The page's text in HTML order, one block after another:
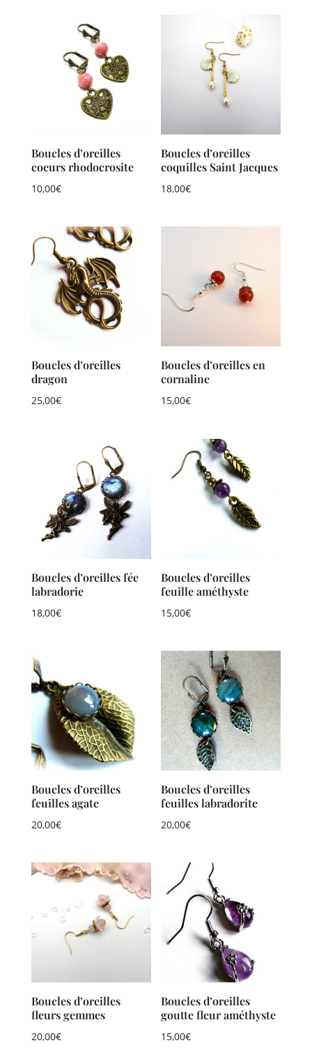
Boucles d’oreilles
coeurs rhodocrosite
10,00€
Boucles d’oreilles
coquilles Saint Jacques
18,00€
Boucles d’oreilles
dragon
25,00€
Boucles d’oreilles en
cornaline
15,00€
Boucles d’oreilles fée
labradorie
18,00€
Boucles d’oreilles
feuille améthyste
15,00€
Boucles d’oreilles
feuilles agate
20,00€
Boucles d’oreilles
feuilles labradorite
20,00€
Boucles d’oreilles
fleurs gemmes
20,00€
Boucles d’oreilles
goutte fleur améthyste
15,00€